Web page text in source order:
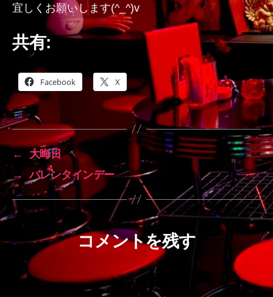
宜しくお願いします(^_^)v
共有:
Facebook X
←
大晦日
→
バレンタインデー
コメントを残す